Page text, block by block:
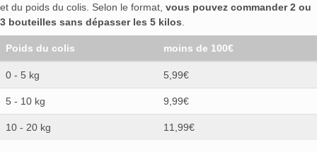
et du poids du colis. Selon le format, vous pouvez commander 2 ou
3 bouteilles sans dépasser les 5 kilos
Poids du colis moins de 100€
0 - 5 kg 5,99€
5 - 10 kg 9,99€
10 - 20 kg 11,99€